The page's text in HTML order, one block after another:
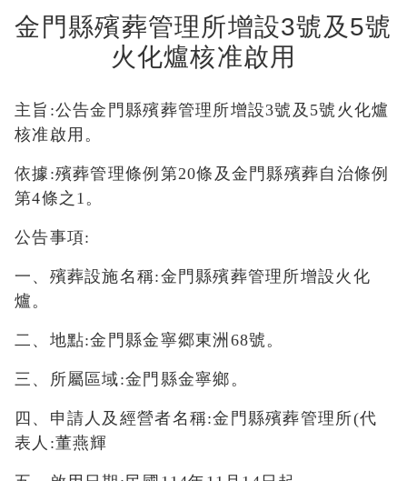
金門縣殯葬管理所增設3號及5號
火化爐核准啟用
主旨:公告金門縣殯葬管理所增設3號及5號火化爐
核准啟用。
依據:殯葬管理條例第20條及金門縣殯葬自治條例
第4條之1。
公告事項:
一、殯葬設施名稱:金門縣殯葬管理所增設火化
爐。
二、地點:金門縣金寧郷東洲68號。
三、所屬區域:金門縣金寧鄉。
四、申請人及經營者名稱:金門縣殯葬管理所(代
表人:董燕輝